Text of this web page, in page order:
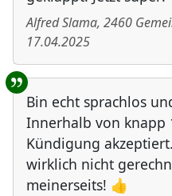
Alfred Slama, 2460
17.04.2025
Bin echt sprachlos
Innerhalb von knapp
Kündigung
wirklich nicht
meinerseits! 👍